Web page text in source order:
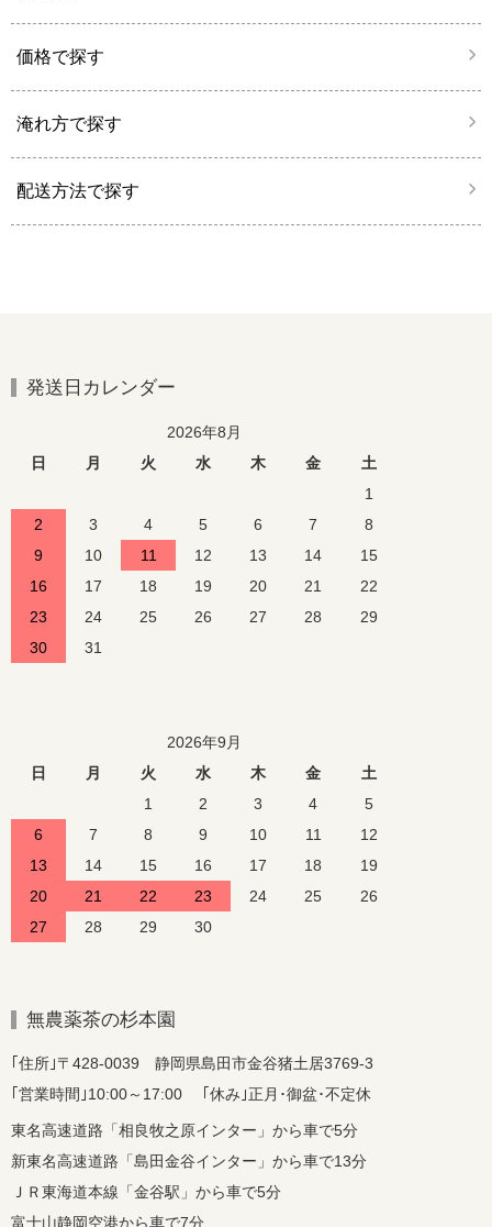
価格で探す
淹れ方で探す
配送方法で探す
無農薬茶の杉本園
｢住所｣〒428-0039 静岡県島田市金谷猪土居3769-3
｢営業時間｣10:00～17:00 ｢休み｣正月･御盆･不定休
東名高速道路「相良牧之原インター」から車で5分
新東名高速道路「島田金谷インター」から車で13分
ＪＲ東海道本線「金谷駅」から車で5分
富士山静岡空港から車で7分
発送日カレンダー
2026年8月
日
月 火 水 木 金
土
1
2
3 4 5 6 7
8
9
10 11 12 13 14
15
16
17 18 19 20 21
22
23
24 25 26 27 28
29
30
31
2026年9月
日
月 火 水 木 金
土
1
2 3 4
5
6
7 8 9 10 11
12
13
14 15 16 17 18
19
20
21 22 23 24 25
26
27
28 29 30